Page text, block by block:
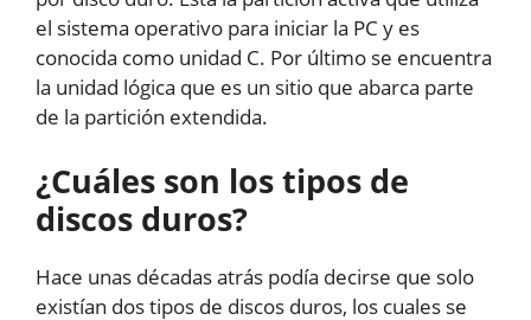
el sistema operativo para iniciar la PC y es
conocida como unidad C. Por último se encuentra
la unidad lógica que es un sitio que abarca parte
de la partición extendida.
¿Cuáles son los tipos de
discos duros?
Hace unas décadas atrás podía decirse que solo
existían dos tipos de discos duros, los cuales se